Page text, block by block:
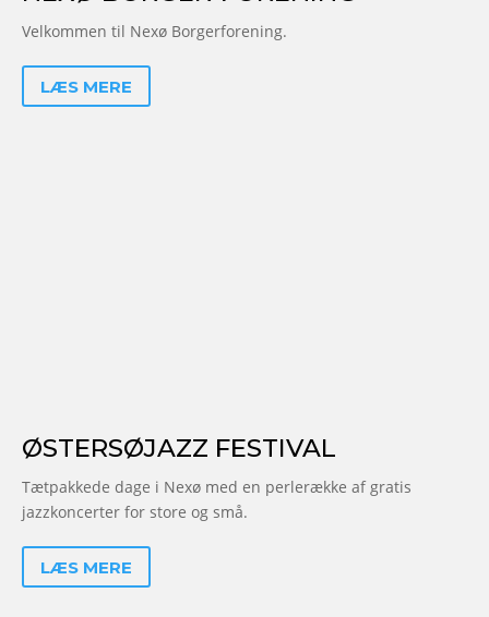
Velkommen til Nexø Borgerforening.
LÆS MERE
ØSTERSØJAZZ FESTIVAL
Tætpakkede dage i Nexø med en perlerække af gratis
jazzkoncerter for store og små.
LÆS MERE